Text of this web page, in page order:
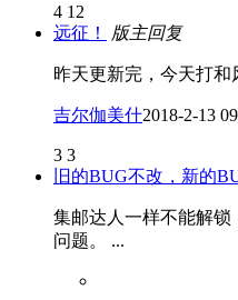
4 12
远征！
版主回复
昨天更新完，今天打和
吉尔伽美什2018-2-13
3 3
旧的BUG不改，新的
集邮达人一样不能解
问题。 ...